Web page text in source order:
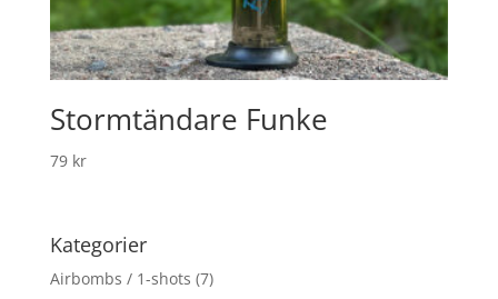
Stormtändare Funke
79 kr
Kategorier
Airbombs / 1-shots (7)